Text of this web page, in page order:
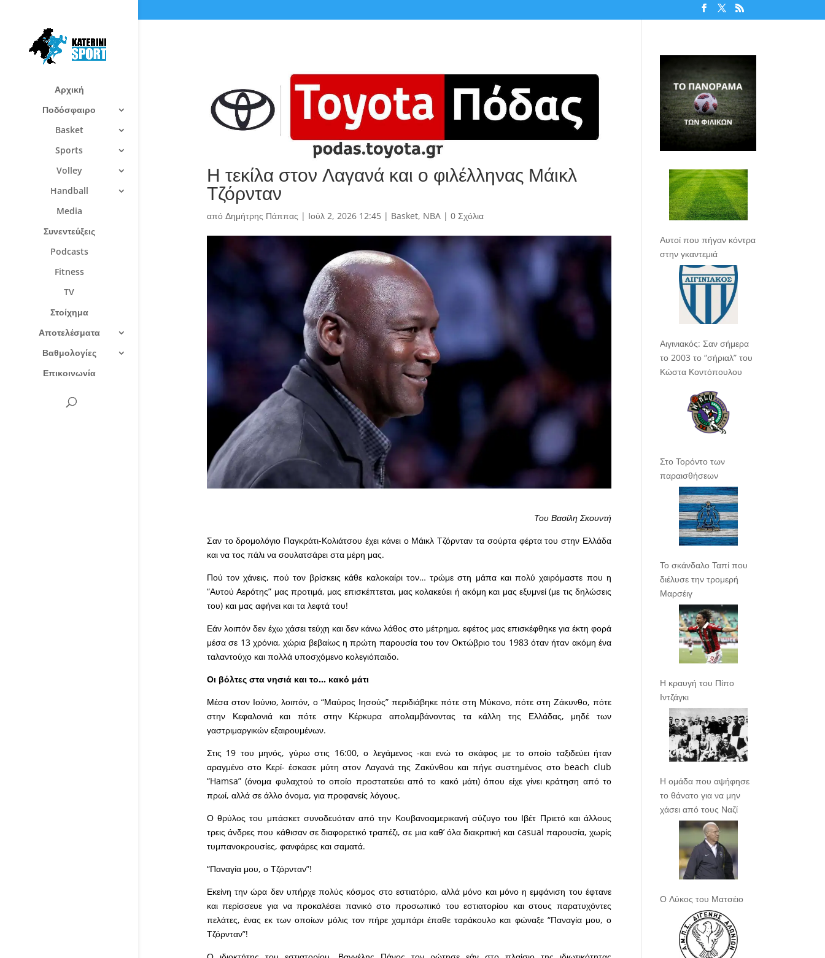
Αρχική
Ποδόσφαιρο
Basket
Sports
Volley
Handball
Media
Συνεντεύξεις
Podcasts
Fitness
TV
Στοίχημα
Αποτελέσματα
Βαθμολογίες
Επικοινωνία
Η τεκίλα στον Λαγανά και ο φιλέλληνας Μάικλ
Τζόρνταν
από Δημήτρης Πάππας | Ιούλ 2, 2026 12:45| Basket, NBA| 0 Σχόλια
Του Βασίλη Σκουντή
Σαν το δρομολόγιο Παγκράτι-Κολιάτσου έχει κάνει ο Μάικλ Τζόρνταν τα σούρτα φέρτα του στην Ελλάδα
και να τος πάλι να σουλατσάρει στα μέρη μας.
Πού τον χάνεις, πού τον βρίσκεις κάθε καλοκαίρι τον… τρώμε στη μάπα και πολύ χαιρόμαστε που η
“Αυτού Αερότης” μας προτιμά, μας επισκέπτεται, μας κολακεύει ή ακόμη και μας εξυμνεί (με τις δηλώσεις
του) και μας αφήνει και τα λεφτά του!
Εάν λοιπόν δεν έχω χάσει τεύχη και δεν κάνω λάθος στο μέτρημα, εφέτος μας επισκέφθηκε για έκτη φορά
μέσα σε 13 χρόνια, χώρια βεβαίως η πρώτη παρουσία του τον Οκτώβριο του 1983 όταν ήταν ακόμη ένα
ταλαντούχο και πολλά υποσχόμενο κολεγιόπαιδο.
Οι βόλτες στα νησιά και το… κακό μάτι
Μέσα στον Ιούνιο, λοιπόν, ο “Μαύρος Ιησούς” περιδιάβηκε πότε στη Μύκονο, πότε στη Ζάκυνθο, πότε
στην Κεφαλονιά και πότε στην Κέρκυρα απολαμβάνοντας τα κάλλη της Ελλάδας, μηδέ των
γαστριμαργικών εξαιρουμένων.
Στις 19 του μηνός, γύρω στις 16:00, ο λεγάμενος -και ενώ το σκάφος με το οποίο ταξιδεύει ήταν
αραγμένο στο Κερί- έσκασε μύτη στον Λαγανά της Ζακύνθου και πήγε συστημένος στο beach club
“Hamsa” (όνομα φυλαχτού το οποίο προστατεύει από το κακό μάτι) όπου είχε γίνει κράτηση από το
πρωί, αλλά σε άλλο όνομα, για προφανείς λόγους.
Ο θρύλος του μπάσκετ συνοδευόταν από την Κουβανοαμερικανή σύζυγο του Ιβέτ Πριετό και άλλους
τρεις άνδρες που κάθισαν σε διαφορετικό τραπέζι, σε μια καθ’ όλα διακριτική και casual παρουσία, χωρίς
τυμπανοκρουσίες, φανφάρες και σαματά.
“Παναγία μου, ο Τζόρνταν”!
Εκείνη την ώρα δεν υπήρχε πολύς κόσμος στο εστιατόριο, αλλά μόνο και μόνο η εμφάνιση του έφτανε
και περίσσευε για να προκαλέσει πανικό στο προσωπικό του εστιατορίου και στους παρατυχόντες
πελάτες, ένας εκ των οποίων μόλις τον πήρε χαμπάρι έπαθε ταράκουλο και φώναξε “Παναγία μου, ο
Τζόρνταν”!
Αυτοί που πήγαν κόντρα
στην γκαντεμιά
Αιγινιακός: Σαν σήμερα
το 2003 το “σήριαλ” του
Κώστα Κοντόπουλου
Στο Τορόντο των
παραισθήσεων
Το σκάνδαλο Ταπί που
διέλυσε την τρομερή
Μαρσέιγ
Η κραυγή του Πίπο
Ιντζάγκι
Η ομάδα που αψήφησε
το θάνατο για να μην
χάσει από τους Ναζί
Ο Λύκος του Ματσέιο